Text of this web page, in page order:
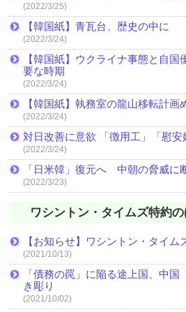
(2022/3/25)
【韓国紙】青瓦台、歴史の中に
(2022/3/24)
【韓国紙】ウクライナ事態と自
要な時期
(2022/3/24)
【韓国紙】執務室の龍山移転計
(2022/3/24)
対日改善に意欲 「徴用工」「慰
(2022/3/24)
「日米韓」復元へ 中朝の脅威に
(2022/3/23)
ワシントン・タイムズ特約
【お知らせ】ワシントン・タイム
(2021/10/13)
「債務の罠」に陥る途上国、中
き彫り
(2021/10/02)